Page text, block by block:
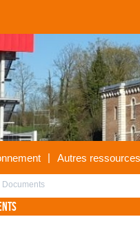
| Autres ressources
Documents